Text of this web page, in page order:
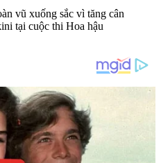
tại cuộc thi Hoa hậu